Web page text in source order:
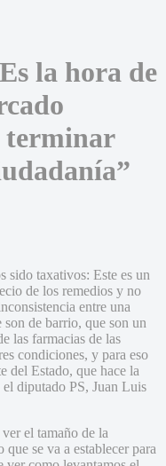
la hora de
terminar
sido taxativos: Este es un
de los remedios y no
entre una
son de barrio, que son un
las farmacias de las
condiciones, y para eso
del Estado, que hace la
el diputado PS, Juan Luis
el tamaño de la
se va a establecer para